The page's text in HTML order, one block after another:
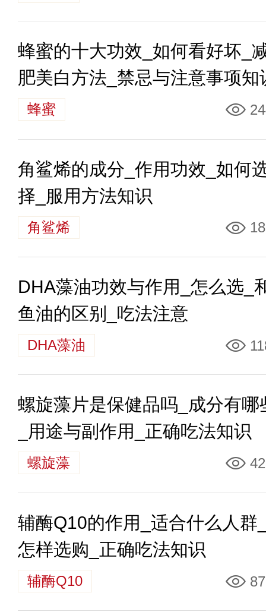
蜂蜜的十大功效_如何看好坏_
肥美白方法_禁忌与注意事项知
蜂蜜
角鲨烯的成分_作用功效_如何
择_服用方法知识
角鲨烯
DHA藻油功效与作用_怎么选_
鱼油的区别_吃法注意
DHA藻油
螺旋藻片是保健品吗_成分有哪
_用途与副作用_正确吃法知识
螺旋藻
辅酶Q10的作用_适合什么人群
怎样选购_正确吃法知识
辅酶Q10